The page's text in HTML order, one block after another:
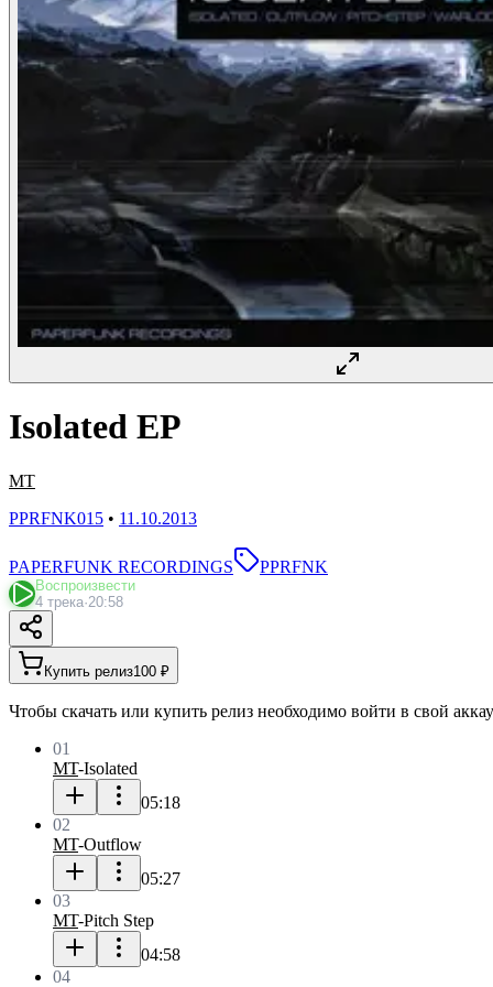
Isolated EP
MT
PPRFNK015 • 11.10.2013
PAPERFUNK RECORDINGS PPRFNK
Воспроизвести
4 трека·20:58
Купить релиз100 ₽
Чтобы скачать или купить релиз необходимо войти в свой
01
MT-Isolated
05:18
02
MT-Outflow
05:27
03
MT-Pitch Step
04:58
04